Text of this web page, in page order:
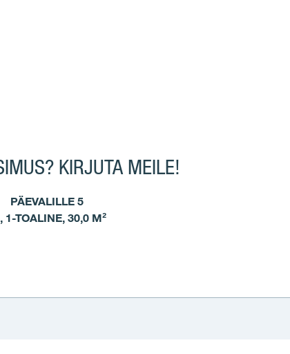
KIRJUTA MEILE!
PÄEVALILLE 5
1-TOALINE, 30,0 M²